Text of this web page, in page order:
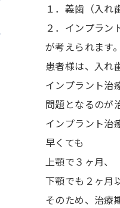
１．義歯（入れ
２．インプラン
が考えられます。
患者様は、入れ
インプラント治
問題となるのが
インプラント治
早くても
上顎で３ヶ月、
下顎でも２ヶ月
そのため、治療